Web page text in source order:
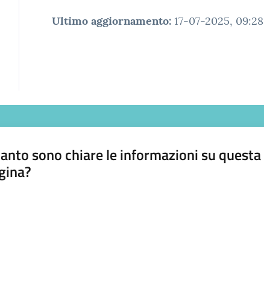
Ultimo aggiornamento: 17-07-2025, 09:28
sono chiare le informazioni su questa